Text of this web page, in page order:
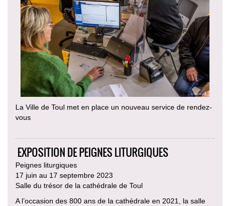
La Ville de Toul met en place un nouveau service de rendez-
vous
EXPOSITION DE PEIGNES LITURGIQUES
Peignes liturgiques
17 juin au 17 septembre 2023
Salle du trésor de la cathédrale de Toul
A l’occasion des 800 ans de la cathédrale en 2021, la salle